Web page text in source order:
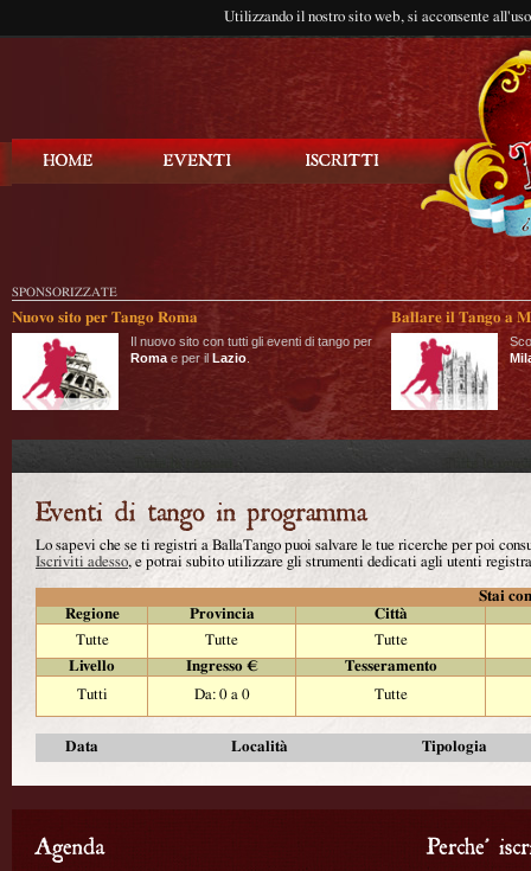
Utilizzando il nostro sito web, si acconsente
SPONSORIZZATE
Nuovo sito per Tango Roma
Il nuovo sito con tutti gli eventi di tango per
Roma e per il Lazio
Ballare il Tango a
Lo sapevi che se ti registri a BallaTango puoi salvare le tue ricerche per poi
Iscriviti adesso, e potrai subito utilizzare gli strumenti dedicati agli utenti
Stai
Regione
Provincia
Città
Tutte
Tutte
Tutte
Livello
Ingresso €
Tesseramento
Tutti
Da: 0 a 0 Tutte
Data Località Tipologia